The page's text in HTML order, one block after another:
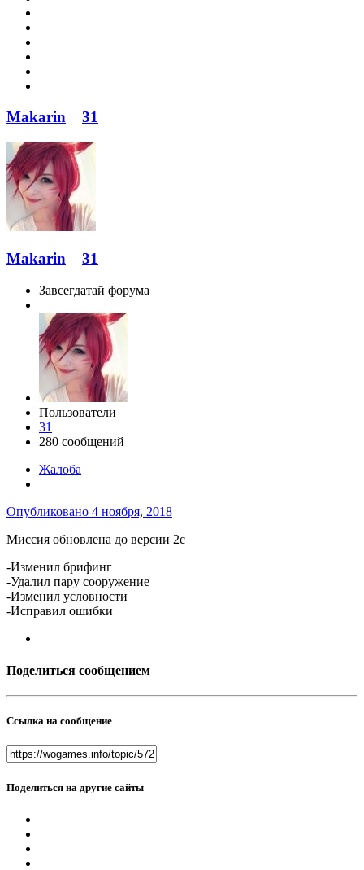
Makarin 31
Makarin 31
Завсегдатай форума
Пользователи
31
280 сообщений
Жалоба
Опубликовано 4 ноября, 2018
Миссия обновлена до версии 2c
-Изменил брифинг
-Удалил пару сооружение
-Изменил условности
-Исправил ошибки
Поделиться сообщением
Ссылка на сообщение
Поделиться на другие сайты